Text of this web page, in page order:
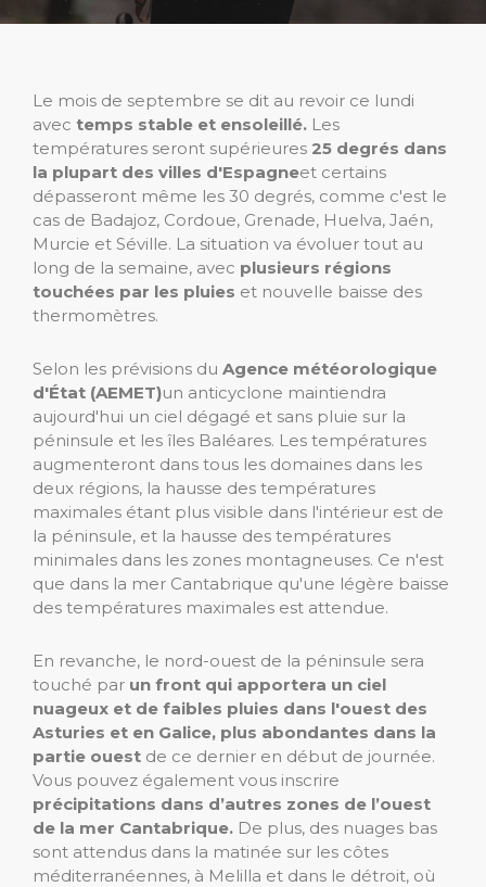
Le mois de septembre se dit au revoir ce lundi
avec temps stable et ensoleillé. Les
températures seront supérieures 25 degrés dans
la plupart des villes d'Espagneet certains
dépasseront même les 30 degrés, comme c'est le
cas de Badajoz, Cordoue, Grenade, Huelva, Jaén,
Murcie et Séville. La situation va évoluer tout au
long de la semaine, avec plusieurs régions
touchées par les pluies et nouvelle baisse des
thermomètres.
Selon les prévisions du Agence météorologique
d'État (AEMET)un anticyclone maintiendra
aujourd'hui un ciel dégagé et sans pluie sur la
péninsule et les îles Baléares. Les températures
augmenteront dans tous les domaines dans les
deux régions, la hausse des températures
maximales étant plus visible dans l'intérieur est de
la péninsule, et la hausse des températures
minimales dans les zones montagneuses. Ce n'est
que dans la mer Cantabrique qu'une légère baisse
des températures maximales est attendue.
En revanche, le nord-ouest de la péninsule sera
touché par un front qui apportera un ciel
nuageux et de faibles pluies dans l'ouest des
Asturies et en Galice, plus abondantes dans la
partie ouest de ce dernier en début de journée.
Vous pouvez également vous inscrire
précipitations dans d’autres zones de l’ouest
de la mer Cantabrique. De plus, des nuages ​​bas
sont attendus dans la matinée sur les côtes
méditerranéennes, à Melilla et dans le détroit, où